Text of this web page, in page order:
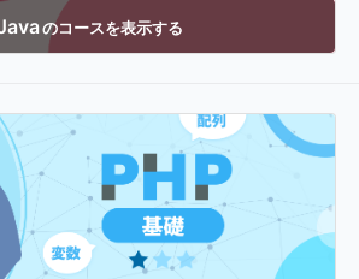
のコースを表示する